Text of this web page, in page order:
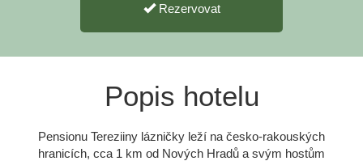
Rezervovat
Popis hotelu
Pensionu Tereziiny lázničky leží na česko-rakouských
hranicích, cca 1 km od Nových Hradů a svým hostům